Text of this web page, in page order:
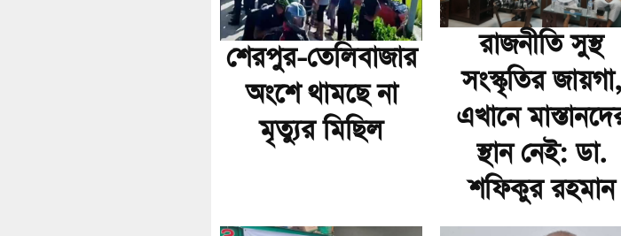
শেরপুর-তেলিবাজার
অংশে থামছে না
মৃত্যুর মিছিল
রাজনীতি সুস্থ
সংস্কৃতির জায়গা,
এখানে
স্থান নেই: ডা.
শফিকুর রহমান